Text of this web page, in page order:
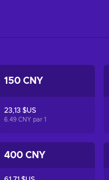
150 CNY
23,13 $US
6.49 CNY par 1
400 CNY